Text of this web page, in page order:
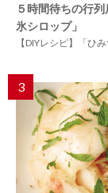
５時間待ちの行
氷シロップ」
【DIYレシピ】「ひ
3